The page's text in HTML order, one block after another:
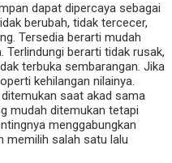
dapat dipercaya sebagai
berubah, tidak tercecer,
Tersedia berarti mudah
berarti tidak rusak,
terbuka sembarangan. Jika
kehilangan nilainya.
saat akad sama
mudah ditemukan tetapi
menggabungkan
memilih salah satu lalu